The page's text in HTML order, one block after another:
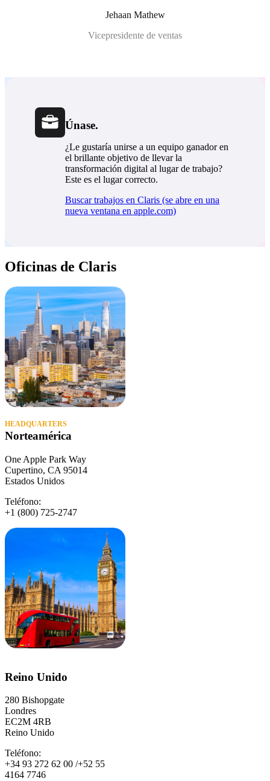
Jehaan Mathew
Vicepresidente de ventas
Únase.
¿Le gustaría unirse a un equipo ganador en
el brillante objetivo de llevar la
transformación digital al lugar de trabajo?
Este es el lugar correcto.
Buscar trabajos en Claris (se abre en una
nueva ventana en apple.com)
Oficinas de Claris
Norteamérica
One Apple Park Way
Cupertino, CA 95014
Estados Unidos
Teléfono:
+1 (800) 725-2747
Reino Unido
280 Bishopgate
Londres
EC2M 4RB
Reino Unido
Teléfono:
+34 93 272 62 00 /+52 55
4164 7746